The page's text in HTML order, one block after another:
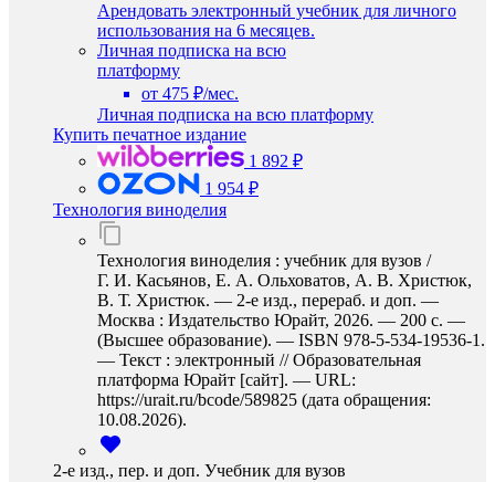
Арендовать электронный учебник для личного
использования на 6 месяцев.
Личная подписка на всю
платформу
от 475 ₽/мес.
Личная подписка на всю платформу
Купить печатное издание
1 892 ₽
1 954 ₽
Технология виноделия
Технология виноделия : учебник для вузов /
Г. И. Касьянов, Е. А. Ольховатов, А. В. Христюк,
В. Т. Христюк. — 2-е изд., перераб. и доп. —
Москва : Издательство Юрайт, 2026. — 200 с. —
(Высшее образование). — ISBN 978-5-534-19536-1.
— Текст : электронный // Образовательная
платформа Юрайт [сайт]. — URL:
https://urait.ru/bcode/589825 (дата обращения:
10.08.2026).
2-е изд., пер. и доп. Учебник для вузов